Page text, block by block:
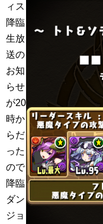
ィス
降臨
生放
送の
お知
らせ
が20
時か
らだ
った
ので
降臨
ダン
ジョ